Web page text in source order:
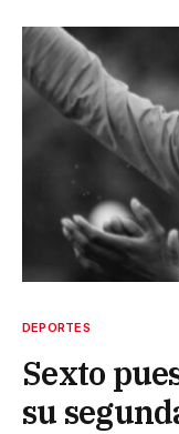
DEPORTES
Sexto
su